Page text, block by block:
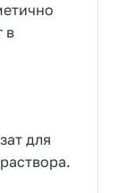
в
для